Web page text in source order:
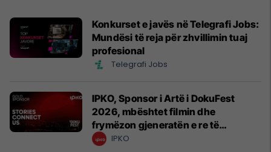
Konkurset e javës në Telegrafi Jobs:
Mundësi të reja për zhvillimin tuaj
profesional
Telegrafi Jobs
IPKO, Sponsor i Artë i DokuFest
2026, mbështet filmin dhe
frymëzon gjeneratën e re të
krijuesve
IPKO